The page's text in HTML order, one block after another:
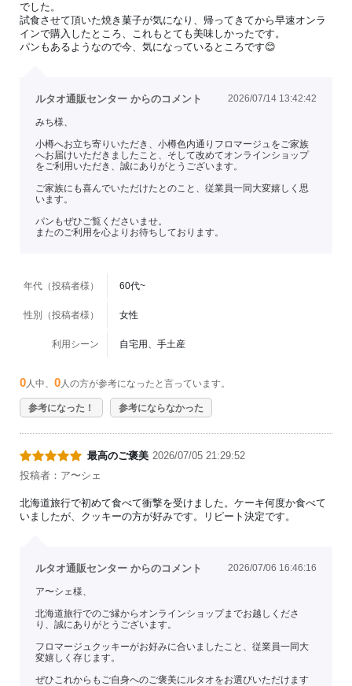
でした。
試食させて頂いた焼き菓子が気になり、帰ってきてから早速オンラ
インで購入したところ、これもとても美味しかったです。
パンもあるようなので今、気になっているところです😊
ルタオ通販センター からのコメント 2026/07/14 13:42:42
みち様、
小樽へお立ち寄りいただき、小樽色内通りフロマージュをご家族
へお届けいただきましたこと、そして改めてオンラインショップ
をご利用いただき、誠にありがとうございます。
ご家族にも喜んでいただけたとのこと、従業員一同大変嬉しく思
います。
パンもぜひご覧くださいませ。
またのご利用を心よりお待ちしております。
年代（投稿者様） 60代~
性別（投稿者様） 女性
利用シーン 自宅用、手土産
0 人中、 0 人の方が参考になったと言っています。
参考になった！ 参考にならなかった
最高のご褒美 2026/07/05 21:29:52
投稿者：ア〜シェ
北海道旅行で初めて食べて衝撃を受けました。ケーキ何度か食べて
いましたが、クッキーの方が好みです。リピート決定です。
ルタオ通販センター からのコメント 2026/07/06 16:46:16
ア〜シェ様、
北海道旅行でのご縁からオンラインショップまでお越しくださ
り、誠にありがとうございます。
フロマージュクッキーがお好みに合いましたこと、従業員一同大
変嬉しく存じます。
ぜひこれからもご自身へのご褒美にルタオをお選びいただけます